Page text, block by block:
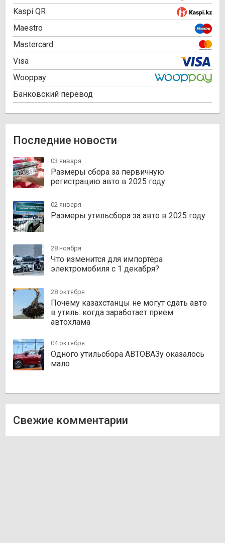
Kaspi QR
Maestro
Mastercard
Visa
Wooppay
Банковский перевод
Последние новости
03 января
Размеры сбора за первичную
регистрацию авто в 2025 году
02 января
Размеры утильсбора за авто в 2025 году
28 ноября
Что изменится для импортёра
электромобиля с 1 декабря?
28 октября
Почему казахстанцы не могут сдать авто
в утиль: когда заработает прием
автохлама
04 октября
Одного утильсбора АВТОВАЗу оказалось
мало
Свежие комментарии